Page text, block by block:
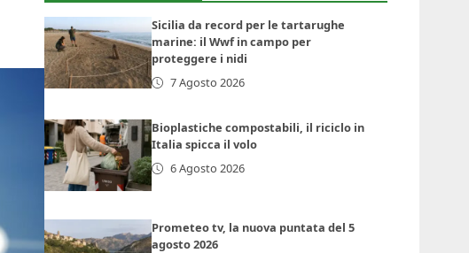
Sicilia da record per le tartarughe
marine: il Wwf in campo per
proteggere i nidi
7 Agosto 2026
Bioplastiche compostabili, il riciclo in
Italia spicca il volo
6 Agosto 2026
Prometeo tv, la nuova puntata del 5
agosto 2026